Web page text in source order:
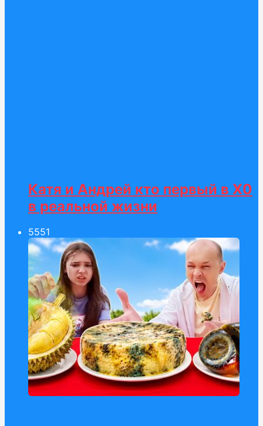
Катя и Андрей кто первый в Х0
в реальной жизни
5551